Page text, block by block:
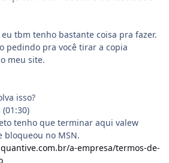
tbm tenho bastante coisa pra fazer.
pedindo pra você tirar a copia
meu site.
isso?
tenho que terminar aqui valew
bloqueou no MSN.
a-empresa/termos-de-